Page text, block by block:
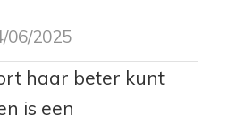
06/2025
haar beter kunt
is een